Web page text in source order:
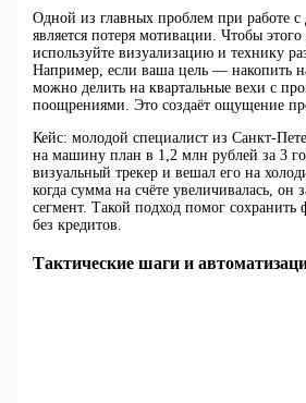
Одной из главных проблем при работе
является потеря мотивации. Чтобы
используйте визуализацию и технику
Например, если ваша цель — накопить
можно делить на квартальные вехи с
поощрениями. Это создаёт ощущение
Кейс: молодой специалист из Санкт-
на машину план в 1,2 млн рублей за 3
визуальный трекер и вешал его на
когда сумма на счёте увеличивалась, он
сегмент. Такой подход помог сохранить
без кредитов.
Тактические шаги и